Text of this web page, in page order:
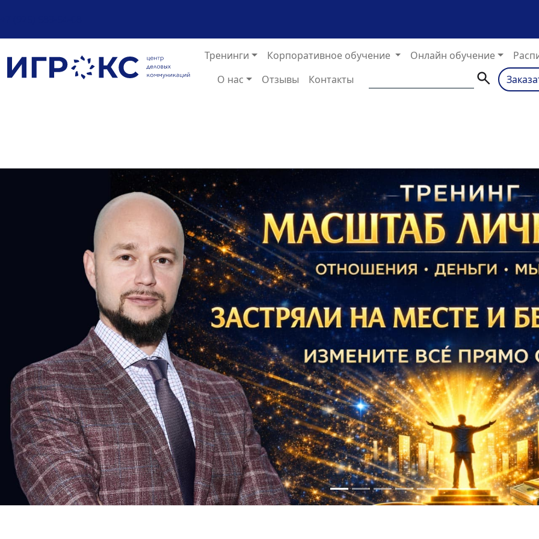
Тренинги Корпоративное обучение (текущий)
Онлайн обучение
О нас
Отзывы Контакты
Previous